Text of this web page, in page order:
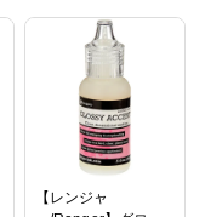
【レンジャ